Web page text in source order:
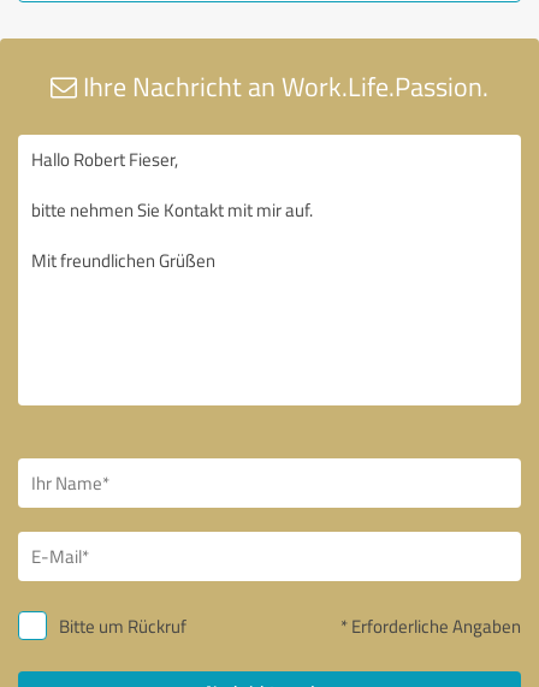
Ihre Nachricht an Work.Life.Passion.
Bitte um Rückruf * Erforderliche Angaben